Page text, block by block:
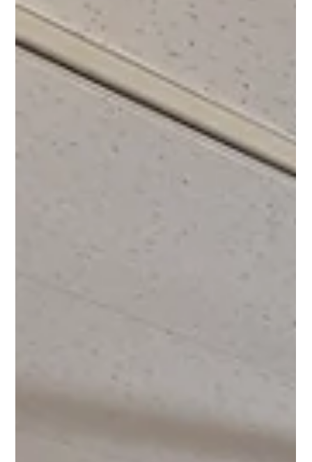
2023年4月19日
KIDS JOB 2023〈お仕事体験：キッジョブ〉参加者
大募集！
今年も募集！KIDS JOB 2023！ りんくう花火は、ほかの花火大会とはちょ
っと違う体験ができる花火大会。 募集人数限定ですが、ふだんできない大
会の裏側をのぞき見しよう。 ●日時:5月13日（土） 15：30集合 → 18：
30解散 ●場所:りんくう公園マーブルビーチ...